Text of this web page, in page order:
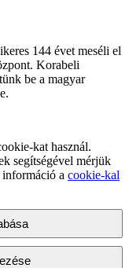
144 évet meséli el
Korabeli
be a magyar
kat használ.
segítségével mérjük
információ a cookie-kal